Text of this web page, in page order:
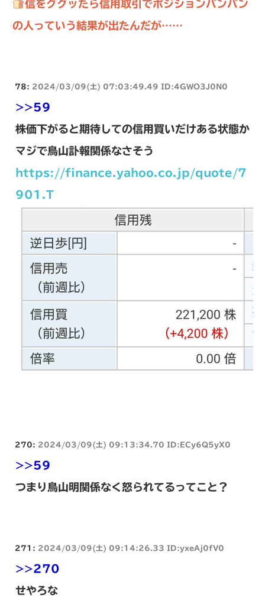
信をググッたら信用取引でポジションパンパン
の人っていう結果が出たんだが……
78: 2024/03/09(土) 07:03:49.49 ID:4GWO3J0N0
>>59
株価下がると期待しての信用買いだけある状態か
マジで鳥山訃報関係なさそう
https://finance.yahoo.co.jp/quote/7
901.T
270: 2024/03/09(土) 09:13:34.70 ID:ECy6Q5yX0
>>59
つまり鳥山明関係なく怒られてるってこと？
271: 2024/03/09(土) 09:14:26.33 ID:yxeAj0fV0
>>270
せやろな